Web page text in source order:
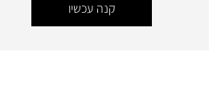
קנה עכשיו